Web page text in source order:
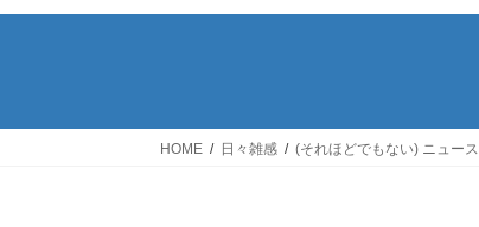
HOME 日々雑感 (それほどでもない) ニュース